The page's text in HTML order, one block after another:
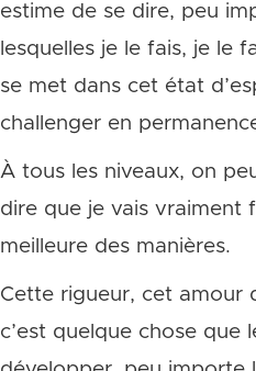
estime de se dire, peu
lesquelles je le fais, je le
se met dans cet état
challenger en
À tous les niveaux, on
dire que je vais vraiment
meilleure des manières.
Cette rigueur, cet amour
c’est quelque chose que